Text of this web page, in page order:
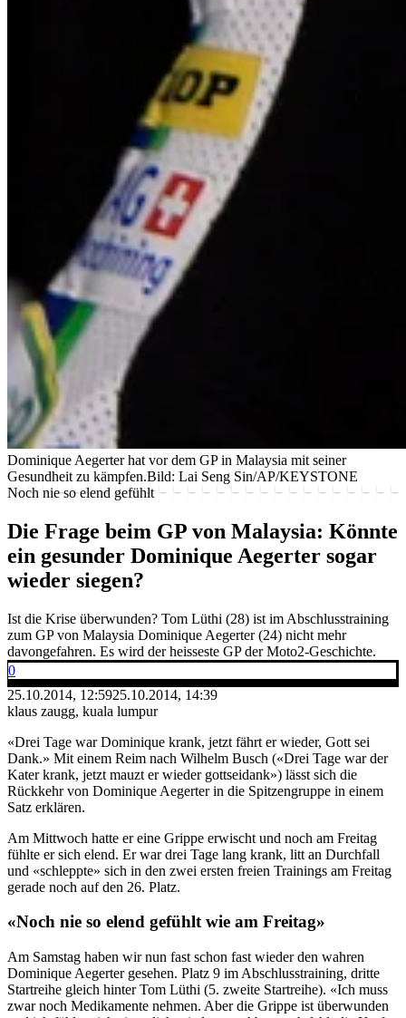
Dominique Aegerter hat vor dem GP in Malaysia mit seiner
Gesundheit zu kämpfen.Bild: Lai Seng Sin/AP/KEYSTONE
Noch nie so elend gefühlt
Die Frage beim GP von Malaysia: Könnte
ein gesunder Dominique Aegerter sogar
wieder siegen?
Ist die Krise überwunden? Tom Lüthi (28) ist im Abschlusstraining
zum GP von Malaysia Dominique Aegerter (24) nicht mehr
davongefahren. Es wird der heisseste GP der Moto2-Geschichte.
0
25.10.2014, 12:5925.10.2014, 14:39
klaus zaugg, kuala lumpur
«Drei Tage war Dominique krank, jetzt fährt er wieder, Gott sei
Dank.» Mit einem Reim nach Wilhelm Busch («Drei Tage war der
Kater krank, jetzt mauzt er wieder gottseidank») lässt sich die
Rückkehr von Dominique Aegerter in die Spitzengruppe in einem
Satz erklären.
Am Mittwoch hatte er eine Grippe erwischt und noch am Freitag
fühlte er sich elend. Er war drei Tage lang krank, litt an Durchfall
und «schleppte» sich in den zwei ersten freien Trainings am Freitag
gerade noch auf den 26. Platz.
«Noch nie so elend gefühlt wie am Freitag»
Am Samstag haben wir nun fast schon fast wieder den wahren
Dominique Aegerter gesehen. Platz 9 im Abschlusstraining, dritte
Startreihe gleich hinter Tom Lüthi (5. zweite Startreihe). «Ich muss
zwar noch Medikamente nehmen. Aber die Grippe ist überwunden